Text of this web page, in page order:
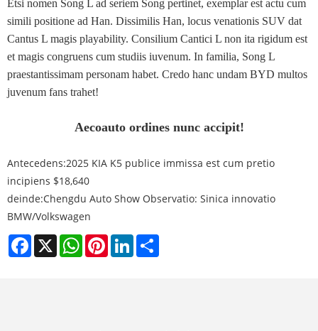
Etsi nomen Song L ad seriem Song pertinet, exemplar est actu cum
simili positione ad Han. Dissimilis Han, locus venationis SUV dat
Cantus L magis playability. Consilium Cantici L non ita rigidum est
et magis congruens cum studiis iuvenum. In familia, Song L
praestantissimam personam habet. Credo hanc undam BYD multos
juvenum fans trahet!
Aecoauto ordines nunc accipit!
Antecedens:2025 KIA K5 publice immissa est cum pretio
incipiens $18,640
deinde:Chengdu Auto Show Observatio: Sinica innovatio
BMW/Volkswagen
Facebook
X WhatsAppPinterestLinkedIn